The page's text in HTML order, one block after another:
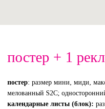
постер + 1
постер: размер мини, миди,
мелованный S2C;
календарные листы (блок):